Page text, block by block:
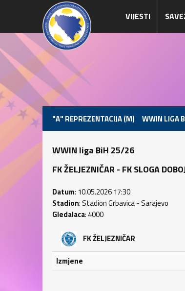
VIJESTI
"A" REPREZENTACIJA (M) WWIN LIGA
WWIN liga BiH 25/26
FK ŽELJEZNIČAR - FK SLOGA
Datum: 10.05.2026 17:30
Stadion: Stadion Grbavica - Sarajevo
Gledalaca: 4000
FK ŽELJEZNIČAR
Izmjene